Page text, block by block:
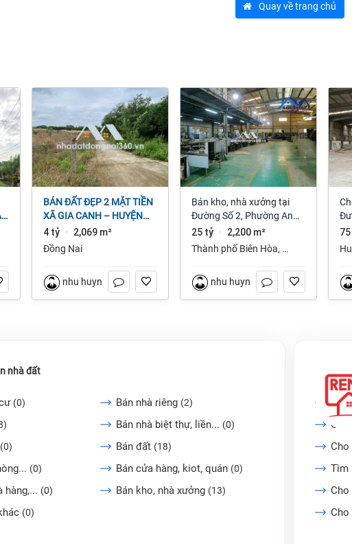
Quay về trang chủ
BÁN ĐẤT ĐẸP 2 MẶT TIỀN
XÃ GIA CANH – HUYỆN
ĐỊNH QUÁN – ĐỒNG NAI
dt 2.069m² 4 tỷ
4 tỷ · 2,069 m²
Đồng Nai
nhu huynh
Bán kho, nhà xưởng tại
Đường Số 2, Phường An
Bình, Thành phố Biên Hòa,
Đồng Nai giá 25 tỷ
25 tỷ · 2,200 m²
Thành phố Biên Hòa,
nhu huynh
Cho thuê kho, nhà xưởng
nhà đất
(0) Bán nhà riêng (2)
Bán nhà biệt thự, liền... (0)
(0) Bán đất (18)
(0) Bán cửa hàng, kiot, quán (0)
hàng,... (0) Bán kho, nhà xưởng (13)
(0)
Cho
Cho
Tìm
Cho
Cho